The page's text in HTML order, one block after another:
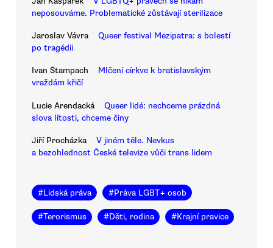
neposouváme. Problematické zůstávají sterilizace
Jaroslav Vávra
Queer festival Mezipatra: s bolestí
po tragédii
Ivan Štampach
Mlčení církve k bratislavským
vraždám křičí
Lucie Arendacká
Queer lidé: nechceme prázdná
slova lítosti, chceme činy
Jiří Procházka
V jiném těle. Nevkus
a bezohlednost České televize vůči trans lidem
#Lidská práva #Práva LGBT+ osob
#Terorismus #Děti, rodina #Krajní pravice